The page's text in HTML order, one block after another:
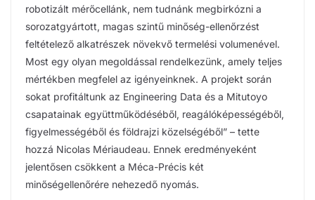
robotizált mérőcellánk, nem tudnánk megbirkózni a
sorozatgyártott, magas szintű minőség-ellenőrzést
feltételező alkatrészek növekvő termelési volumenével.
Most egy olyan megoldással rendelkezünk, amely teljes
mértékben megfelel az igényeinknek. A projekt során
sokat profitáltunk az Engineering Data és a Mitutoyo
csapatainak együttműködéséből, reagálóképességéből,
figyelmességéből és földrajzi közelségéből” – tette
hozzá Nicolas Mériaudeau. Ennek eredményeként
jelentősen csökkent a Méca-Précis két
minőségellenőrére nehezedő nyomás.